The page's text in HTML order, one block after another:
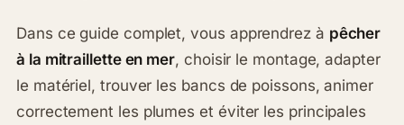
Dans ce guide complet, vous apprendrez à pêcher
à la mitraillette en mer, choisir le montage, adapter
le matériel, trouver les bancs de poissons, animer
correctement les plumes et éviter les principales